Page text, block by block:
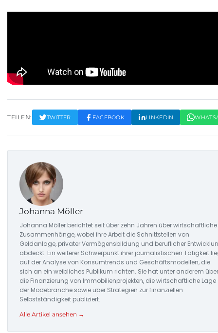
TEILEN: TWITTER FACEBOOK LINKEDIN
Johanna Möller
Johanna Möller berichtet seit über zehn Jahren über wirtschaftliche
Zusammenhänge, wobei ihre Arbeit die Schnittstellen von
Geldanlage, privater Vermögensbildung und beruflicher
abdeckt. Ein weiterer Schwerpunkt ihrer journalistischen Tätigkeit
auf der Analyse von Konsumtrends und Geschäftsmodellen, die
sich an ein weibliches Publikum richten. Sie hat unter anderem über
die Finanzierung von Immobilienprojekten, die wirtschaftliche Lage
der Modebranche sowie über Strategien zur finanziellen
Selbstständigkeit publiziert.
Alle Artikel ansehen →